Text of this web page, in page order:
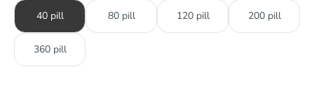
40 pill 80 pill 120 pill 200 pill
360 pill